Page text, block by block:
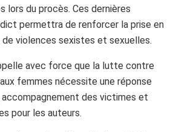
lors du procès. Ces dernières
permettra de renforcer la prise en
violences sexistes et sexuelles.
avec force que la lutte contre
femmes nécessite une réponse
accompagnement des victimes et
pour les auteurs.